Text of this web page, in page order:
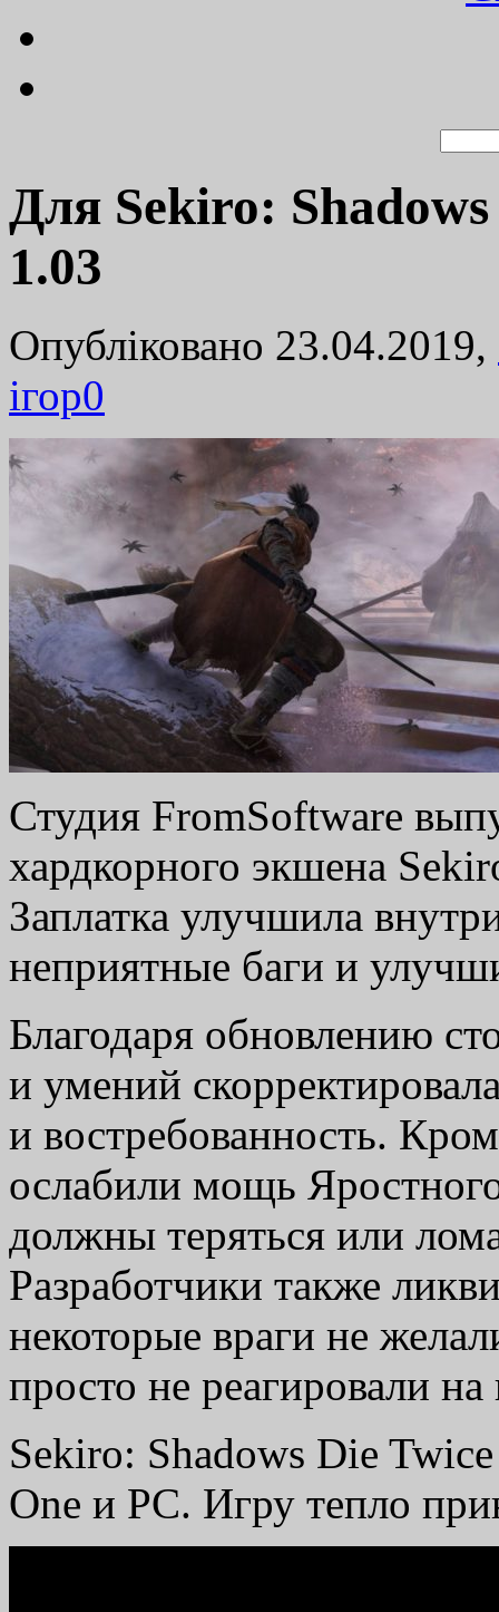
Для Sekiro:
1.03
Опубліковано 23.04.2019,
ігор0
Студия FromSoftware
хардкорного экшена
Заплатка улучшила
неприятные баги и
Благодаря обновлению
и умений
и востребованность.
ослабили мощь
должны теряться или
Разработчики также
некоторые враги не
просто не реагировали на
Sekiro: Shadows Die
One и PC. Игру тепло